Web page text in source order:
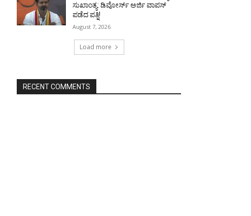
ಸುಖಾಂತ್ಯ: ಡಿವೋರ್ಸ್‌ ಅರ್ಜಿ ವಾಪಸ್‌
ಪಡೆದ ಪತ್ನಿ!
August 7, 2026
Load more
RECENT COMMENTS